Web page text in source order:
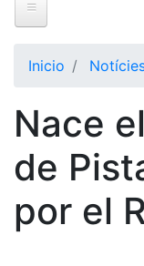
Historia
Nuestra
historia
Cronología
Presidentes
Inicio
Nace
de
por el